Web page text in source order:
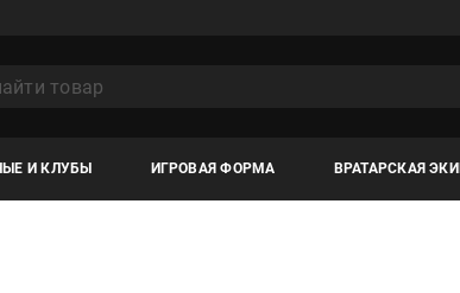
И КЛУБЫ ИГРОВАЯ ФОРМА ВРАТАРСКАЯ